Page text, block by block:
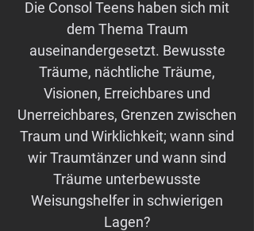
Die Consol Teens haben sich mit
dem Thema Traum
auseinandergesetzt. Bewusste
Träume, nächtliche Träume,
Visionen, Erreichbares und
Unerreichbares, Grenzen zwischen
Traum und Wirklichkeit; wann sind
wir Traumtänzer und wann sind
Träume unterbewusste
Weisungshelfer in schwierigen
Lagen?